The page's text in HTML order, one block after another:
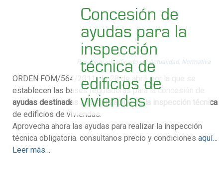
Concesión de
ayudas para la
inspección
técnica de
edificios de
viviendas
Por Jorge , clasificado en: Actualidad, Normativa
ORDEN FOM/564/2011, de 28 de abril, por la que se
establecen las bases reguladoras para la concesión de
ayudas destinadas a la realización de la inspección técnica
de edificios de viviendas.
Aprovecha ahora las ayudas para realizar la inspección
técnica obligatoria. consultanos precio y condiciones aquí…
Leer más…